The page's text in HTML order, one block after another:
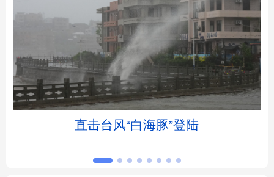
北京 天津 山西
辽宁 吉林 上海 江苏
安徽 福建
河南 湖北
直击台风“白海豚”登陆